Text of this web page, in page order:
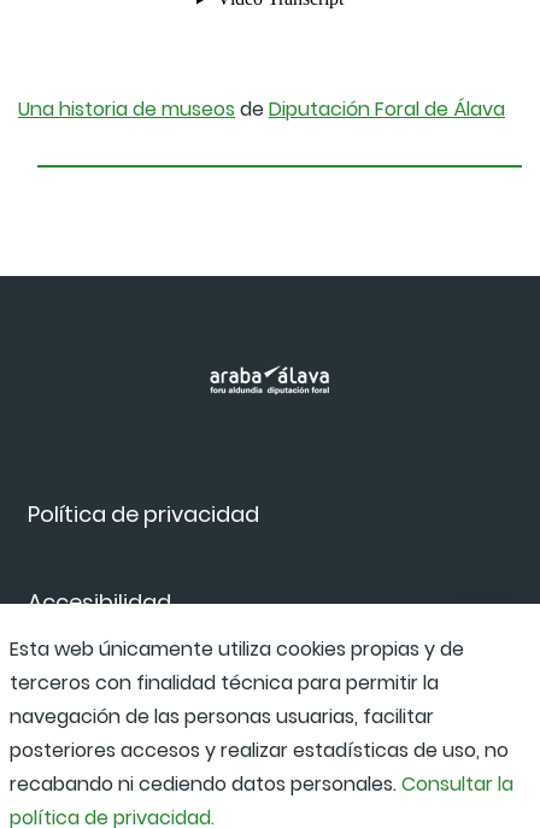
Una historia de museos deDiputación Foral de Álava
Política de privacidad
Accesibilidad
Canal de denuncias
Esta web únicamente utiliza cookies propias y de
terceros con finalidad técnica para permitir la
navegación de las personas usuarias, facilitar
posteriores accesos y realizar estadísticas de uso, no
recabando ni cediendo datos personales.Consultar la
política de privacidad.